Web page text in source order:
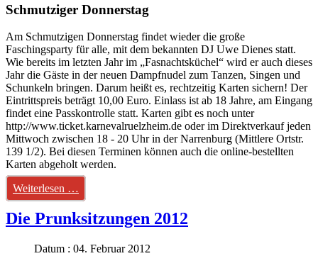
Schmutziger Donnerstag
Am Schmutzigen Donnerstag findet wieder die große
Faschingsparty für alle, mit dem bekannten DJ Uwe Dienes statt.
Wie bereits im letzten Jahr im „Fasnachtsküchel“ wird er auch dieses
Jahr die Gäste in der neuen Dampfnudel zum Tanzen, Singen und
Schunkeln bringen. Darum heißt es, rechtzeitig Karten sichern! Der
Eintrittspreis beträgt 10,00 Euro. Einlass ist ab 18 Jahre, am Eingang
findet eine Passkontrolle statt. Karten gibt es noch unter
http://www.ticket.karnevalruelzheim.de oder im Direktverkauf jeden
Mittwoch zwischen 18 - 20 Uhr in der Narrenburg (Mittlere Ortstr.
139 1/2). Bei diesen Terminen können auch die online-bestellten
Karten abgeholt werden.
Weiterlesen …
Die Prunksitzungen 2012
Datum : 04. Februar 2012